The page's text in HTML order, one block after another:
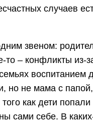
случаев
звеном:
то – конфликты
воспитанием
но не мама с
как дети
сами себе. В